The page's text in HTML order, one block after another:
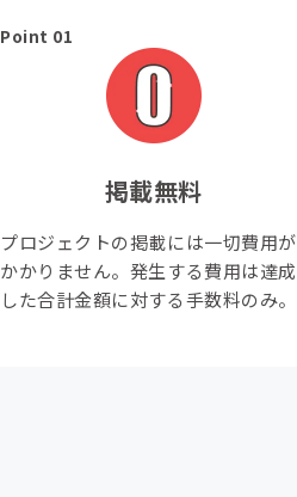
Point 01
掲載無料
プロジェクトの掲載には一切費用が
かかりません。発生する費用は達成
した合計金額に対する手数料のみ。